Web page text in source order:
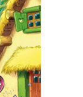
te nemen, in